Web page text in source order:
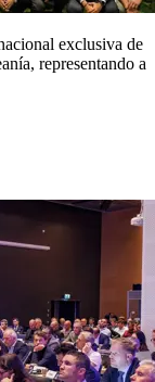
exclusiva de
representando a